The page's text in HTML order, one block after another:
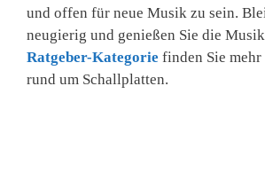
und offen für neue Musik zu sein.
neugierig und genießen Sie die
Ratgeber-Kategorie finden Sie mehr
rund um Schallplatten.